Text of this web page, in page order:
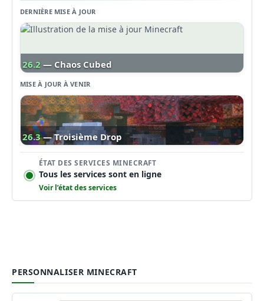
DERNIÈRE MISE À JOUR
26.2 — Chaos Cubed
MISE À JOUR À VENIR
26.3 — Troisième Drop
ÉTAT DES SERVICES MINECRAFT
Tous les services sont en ligne
Voir l’état des services
PERSONNALISER MINECRAFT